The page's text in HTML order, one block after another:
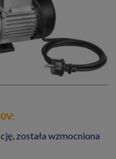
została wzmocniona